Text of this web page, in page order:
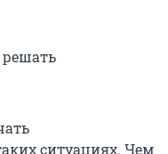
решать
ситуациях. Чем